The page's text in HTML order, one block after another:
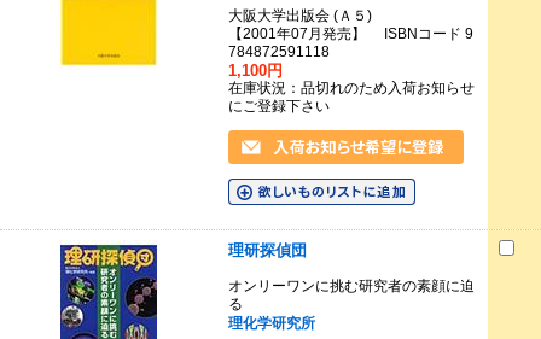
大阪大学出版会 (Ａ５)
【2001年07月発売】 ISBNコード 9
784872591118
1,100円
在庫状況：品切れのため入荷お知らせ
にご登録下さい
理研探偵団
オンリーワンに挑む研究者の素顔に迫
る
理化学研究所